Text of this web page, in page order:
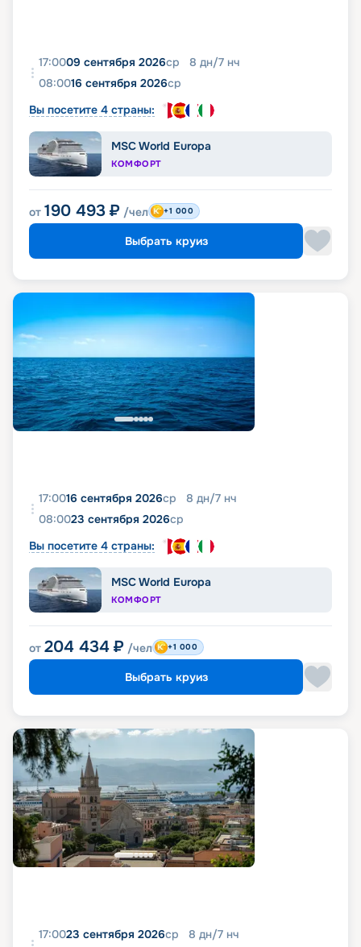
17:0009 сентября 2026ср 8 дн/7 нч
08:0016 сентября 2026ср
Вы посетите 4 страны:
MSC World Europa
КОМФОРТ
от 190 493 ₽ /чел +1 000
Выбрать круиз
17:0016 сентября 2026ср 8 дн/7 нч
08:0023 сентября 2026ср
Вы посетите 4 страны:
MSC World Europa
КОМФОРТ
от 204 434 ₽ /чел +1 000
Выбрать круиз
17:0023 сентября 2026ср 8 дн/7 нч